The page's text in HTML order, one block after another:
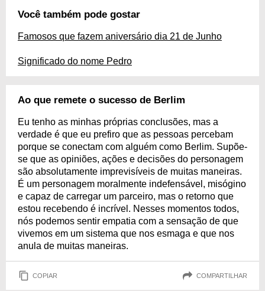
Você também pode gostar
Famosos que fazem aniversário dia 21 de Junho
Significado do nome Pedro
Ao que remete o sucesso de Berlim
Eu tenho as minhas próprias conclusões, mas a
verdade é que eu prefiro que as pessoas percebam
porque se conectam com alguém como Berlim. Supõe-
se que as opiniões, ações e decisões do personagem
são absolutamente imprevisíveis de muitas maneiras.
É um personagem moralmente indefensável, misógino
e capaz de carregar um parceiro, mas o retorno que
estou recebendo é incrível. Nesses momentos todos,
nós podemos sentir empatia com a sensação de que
vivemos em um sistema que nos esmaga e que nos
anula de muitas maneiras.
COPIAR COMPARTILHAR